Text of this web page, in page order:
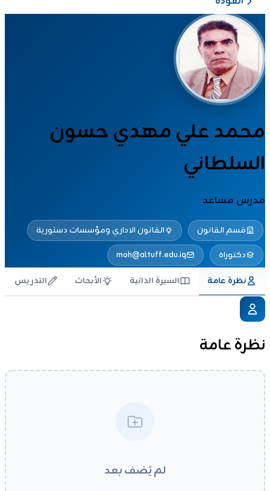
محمد علي مهدي حسون
السلطاني
مدرس مساعد
قسم القانون
القانون الاداري ومؤسسات دستورية
دكتوراه
moh@altuff.edu.iq
نظرة عامة
السيرة الذاتية الأبحاث التدريس
نظرة عامة
لم يُضف بعد